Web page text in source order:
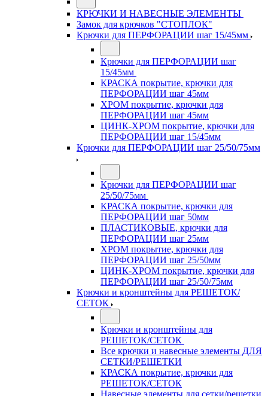
КРЮЧКИ И НАВЕСНЫЕ ЭЛЕМЕНТЫ
Замок для крючков "СТОПЛОК"
Крючки для ПЕРФОРАЦИИ шаг 15/45мм
Крючки для ПЕРФОРАЦИИ шаг
15/45мм
КРАСКА покрытие, крючки для
ПЕРФОРАЦИИ шаг 45мм
ХРОМ покрытие, крючки для
ПЕРФОРАЦИИ шаг 45мм
ЦИНК-ХРОМ покрытие, крючки для
ПЕРФОРАЦИИ шаг 15/45мм
Крючки для ПЕРФОРАЦИИ шаг 25/50/75мм
Крючки для ПЕРФОРАЦИИ шаг
25/50/75мм
КРАСКА покрытие, крючки для
ПЕРФОРАЦИИ шаг 50мм
ПЛАСТИКОВЫЕ, крючки для
ПЕРФОРАЦИИ шаг 25мм
ХРОМ покрытие, крючки для
ПЕРФОРАЦИИ шаг 25/50мм
ЦИНК-ХРОМ покрытие, крючки для
ПЕРФОРАЦИИ шаг 25/50/75мм
Крючки и кронштейны для РЕШЕТОК/
СЕТОК
Крючки и кронштейны для
РЕШЕТОК/СЕТОК
Все крючки и навесные элементы ДЛЯ
СЕТКИ/РЕШЕТКИ
КРАСКА покрытие, крючки для
РЕШЕТОК/СЕТОК
Навесные элементы для сетки/решетки